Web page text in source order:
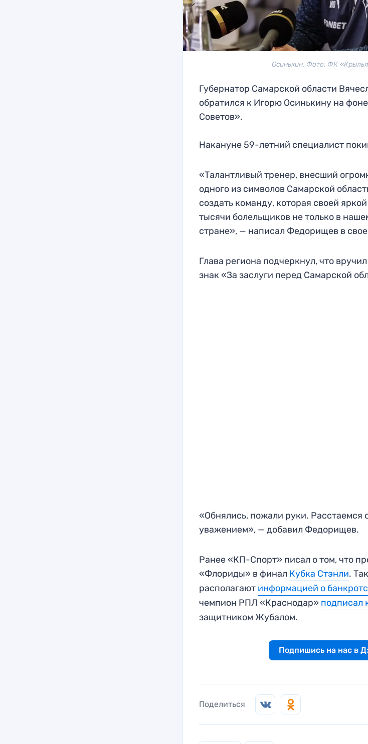
Осинькин. Фото: ФК
Губернатор Самарской области
обратился к Игорю Осинькину на
Советов».
Накануне 59-летний специалист
«Талантливый тренер, внесший
одного из символов Самарской
создать команду, которая своей
тысячи болельщиков не только в
стране», — написал Федорищев в
Глава региона подчеркнул, что
знак «За заслуги перед Самарской
«Обнялись, пожали руки. Расстаемся
уважением», — добавил Федорищев.
Ранее «КП-Спорт» писал о том, что
«Флориды» в финал Кубка Стэнли.
располагают информацией о
чемпион РПЛ «Краснодар» подписал
защитником Жубалом.
Подпишись на нас в
Поделиться